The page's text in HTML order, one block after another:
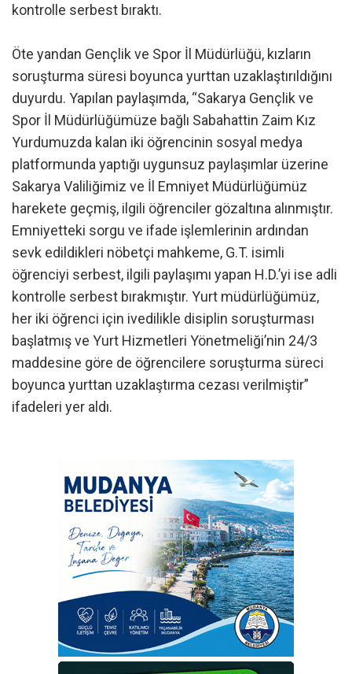
kontrolle serbest bıraktı.
Öte yandan Gençlik ve Spor İl Müdürlüğü, kızların
soruşturma süresi boyunca yurttan uzaklaştırıldığını
duyurdu. Yapılan paylaşımda, “Sakarya Gençlik ve
Spor İl Müdürlüğümüze bağlı Sabahattin Zaim Kız
Yurdumuzda kalan iki öğrencinin sosyal medya
platformunda yaptığı uygunsuz paylaşımlar üzerine
Sakarya Valiliğimiz ve İl Emniyet Müdürlüğümüz
harekete geçmiş, ilgili öğrenciler gözaltına alınmıştır.
Emniyetteki sorgu ve ifade işlemlerinin ardından
sevk edildikleri nöbetçi mahkeme, G.T. isimli
öğrenciyi serbest, ilgili paylaşımı yapan H.D.’yi ise adli
kontrolle serbest bırakmıştır. Yurt müdürlüğümüz,
her iki öğrenci için ivedilikle disiplin soruşturması
başlatmış ve Yurt Hizmetleri Yönetmeliği’nin 24/3
maddesine göre de öğrencilere soruşturma süreci
boyunca yurttan uzaklaştırma cezası verilmiştir”
ifadeleri yer aldı.